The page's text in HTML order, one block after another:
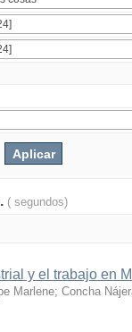
( segundos)
y el trabajo en
Marlene; Concha